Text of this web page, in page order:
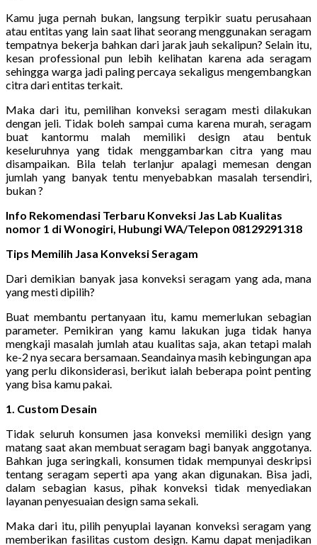
Kamu juga pernah bukan, langsung terpikir suatu perusahaan
atau entitas yang lain saat lihat seorang menggunakan seragam
tempatnya bekerja bahkan dari jarak jauh sekalipun? Selain itu,
kesan professional pun lebih kelihatan karena ada seragam
sehingga warga jadi paling percaya sekaligus mengembangkan
citra dari entitas terkait.
Maka dari itu, pemilihan konveksi seragam mesti dilakukan
dengan jeli. Tidak boleh sampai cuma karena murah, seragam
buat kantormu malah memiliki design atau bentuk
keseluruhnya yang tidak menggambarkan citra yang mau
disampaikan. Bila telah terlanjur apalagi memesan dengan
jumlah yang banyak tentu menyebabkan masalah tersendiri,
bukan ?
Info Rekomendasi Terbaru Konveksi Jas Lab Kualitas
nomor 1 di Wonogiri, Hubungi WA/Telepon 08129291318
Tips Memilih Jasa Konveksi Seragam
Dari demikian banyak jasa konveksi seragam yang ada, mana
yang mesti dipilih?
Buat membantu pertanyaan itu, kamu memerlukan sebagian
parameter. Pemikiran yang kamu lakukan juga tidak hanya
mengkaji masalah jumlah atau kualitas saja, akan tetapi malah
ke-2 nya secara bersamaan. Seandainya masih kebingungan apa
yang perlu dikonsiderasi, berikut ialah beberapa point penting
yang bisa kamu pakai.
1. Custom Desain
Tidak seluruh konsumen jasa konveksi memiliki design yang
matang saat akan membuat seragam bagi banyak anggotanya.
Bahkan juga seringkali, konsumen tidak mempunyai deskripsi
tentang seragam seperti apa yang akan digunakan. Bisa jadi,
dalam sebagian kasus, pihak konveksi tidak menyediakan
layanan penyesuaian design sama sekali.
Maka dari itu, pilih penyuplai layanan konveksi seragam yang
memberikan fasilitas custom design. Kamu dapat menjadikan